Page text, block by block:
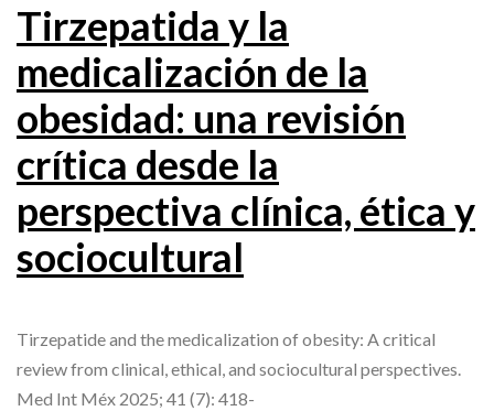
Tirzepatida y la
medicalización de la
obesidad: una revisión
crítica desde la
perspectiva clínica, ética y
sociocultural
Tirzepatide and the medicalization of obesity: A critical
review from clinical, ethical, and sociocultural perspectives.
Med Int Méx 2025; 41 (7): 418-